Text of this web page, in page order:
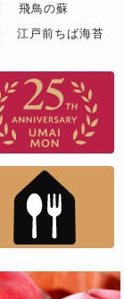
飛鳥の蘇
江戸前ちば海苔